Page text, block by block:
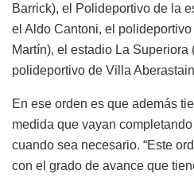
Barrick), el Polideportivo de la
el Aldo Cantoni, el
Martín), el estadio La Superiora
polideportivo de Villa
En ese orden es que además
medida que vayan
cuando sea necesario. “Este
con el grado de avance que